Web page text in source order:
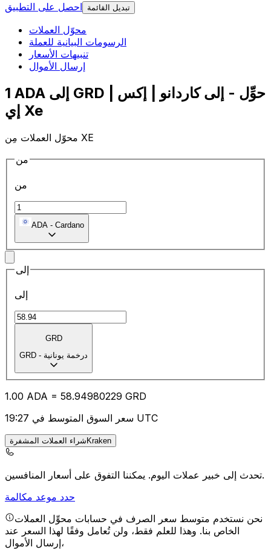
احصل على التطبيق
تبديل القائمة
محوّل العملات
الرسومات البيانية للعملة
تنبيهات الأسعار
إرسال الأموال
1 ADA إلى GRD | حوِّل - إلى كاردانو | إكس
إي Xe
محوّل العملات مِن XE
من
من
ADA - Cardano
إلى
إلى
GRD
GRD - درخمة يونانية
1.00 ADA = 58.94980229 GRD
سعر السوق المتوسط في 19:27 UTC
شراء العملات المشفرةKraken
تحدث إلى خبير عملات اليوم.يمكننا التفوق على أسعار المنافسين.
حدد موعد مكالمة
نحن نستخدم متوسط سعر الصرف في حسابات محوِّل العملات
الخاص بنا. وهذا للعلم فقط، ولن تُعامل وفقًا لهذا السعر عند
إرسال الأموال،